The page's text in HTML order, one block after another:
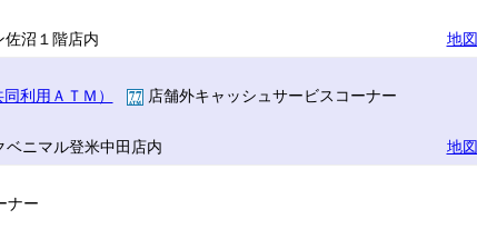
沼１階店内
地図
利用ＡＴＭ）
店舗外キャッシュサービスコーナー
ニマル登米中田店内
地図
ナー